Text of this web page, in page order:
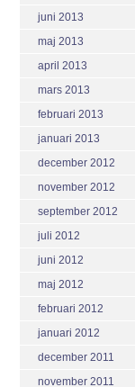
juni 2013
maj 2013
april 2013
mars 2013
februari 2013
januari 2013
december 2012
november 2012
september 2012
juli 2012
juni 2012
maj 2012
februari 2012
januari 2012
december 2011
november 2011